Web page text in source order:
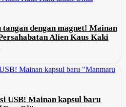
dengan magnet! Mainan
Alien Kaus Kaki
USB! Mainan kapsul baru